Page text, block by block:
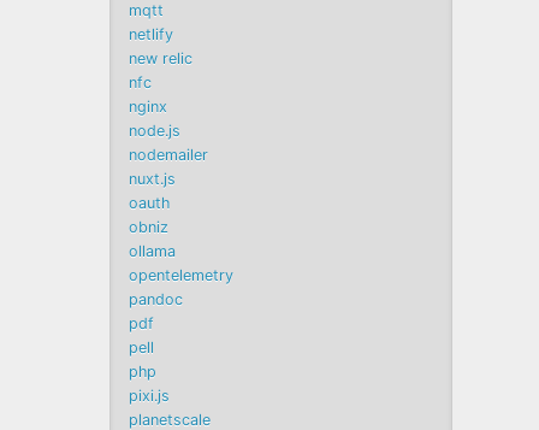
mqtt
netlify
new relic
nfc
nginx
node.js
nodemailer
nuxt.js
oauth
obniz
ollama
opentelemetry
pandoc
pdf
pell
php
pixi.js
planetscale